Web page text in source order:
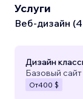
Услуги
Веб-дизайн
Дизайн
Базовый
От400 $